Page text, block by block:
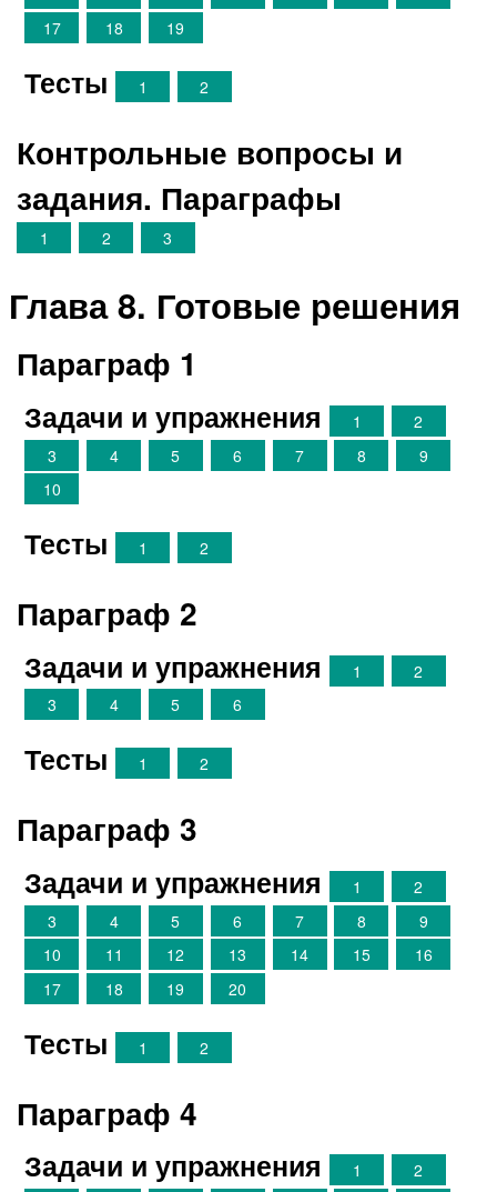
17
18 19
Тесты 1 2
Контрольные вопросы и
задания. Параграфы
1 2 3
Глава 8. Готовые решения
Параграф 1
Задачи и упражнения 1
2
3
4 5 6 7 8
9
10
Тесты 1 2
Параграф 2
Задачи и упражнения 1
2
3
4 5 6
Тесты 1 2
Параграф 3
Задачи и упражнения 1
2
3
4 5 6 7 8
9
10
11 12 13 14 15
16
17
18 19 20
Тесты 1 2
Параграф 4
Задачи и упражнения 1
2